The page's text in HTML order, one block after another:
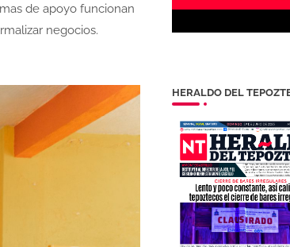
de apoyo funcionan
negocios.
HERALDO DEL